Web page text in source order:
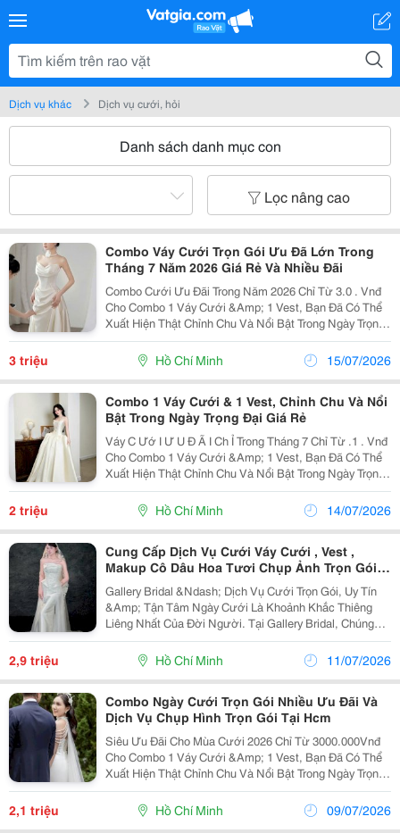
Dịch vụ khác Dịch vụ cưới, hỏi
Danh sách danh mục con
Lọc nâng cao
Combo Váy Cưới Trọn Gói Ưu Đã Lớn Trong
Tháng 7 Năm 2026 Giá Rẻ Và Nhiều Đãi
Combo Cưới Ưu Đãi Trong Năm 2026 Chỉ Từ 3.0 . Vnđ
Cho Combo 1 Váy Cưới &Amp; 1 Vest, Bạn Đã Có Thể
Xuất Hiện Thật Chỉnh Chu Và Nổi Bật Trong Ngày Trọng
Đại Mà Không Cần Lo Lắng Về Chi Phí. Váy Được Chọn
Lọc Kỹ Với Form Tôn Dáng, Nhẹ Nhàng Nhưng Vẫn...
3 triệu Hồ Chí Minh 15/07/2026
Combo 1 Váy Cưới & 1 Vest, Chỉnh Chu Và Nổi
Bật Trong Ngày Trọng Đại Giá Rẻ
Váy C Ướ I Ư U Đ Ã I Ch Ỉ Trong Tháng 7 Chỉ Từ .1 . Vnđ
Cho Combo 1 Váy Cưới &Amp; 1 Vest, Bạn Đã Có Thể
Xuất Hiện Thật Chỉnh Chu Và Nổi Bật Trong Ngày Trọng
Đại Mà Không Cần Lo Lắng Về Chi Phí. Váy Được Chọn
Lọc Kỹ Với Form Tôn Dáng, Nhẹ Nhàng Nhưng...
2 triệu Hồ Chí Minh 14/07/2026
Cung Cấp Dịch Vụ Cưới Váy Cưới , Vest ,
Makup Cô Dâu Hoa Tươi Chụp Ảnh Trọn Gói
Từ A - Z Tại Hcm
Gallery Bridal &Ndash; Dịch Vụ Cưới Trọn Gói, Uy Tín
&Amp; Tận Tâm Ngày Cưới Là Khoảnh Khắc Thiêng
Liêng Nhất Của Đời Người. Tại Gallery Bridal, Chúng
Tôi Mang Đến Dịch Vụ Cưới Chuyên Nghiệp &Ndash;
Chỉn Chu &Ndash; Trọn Vẹn Từ A ↠ Z: Chụp...
2,9 triệu Hồ Chí Minh 11/07/2026
Combo Ngày Cưới Trọn Gói Nhiều Ưu Đãi Và
Dịch Vụ Chụp Hình Trọn Gói Tại Hcm
Siêu Ưu Đãi Cho Mùa Cưới 2026 Chỉ Từ 3000.000Vnđ
Cho Combo 1 Váy Cưới &Amp; 1 Vest, Bạn Đã Có Thể
Xuất Hiện Thật Chỉnh Chu Và Nổi Bật Trong Ngày Trọng
Đại Mà Không Cần Lo Lắng Về Chi Phí. Váy Được Chọn
Lọc Kỹ Với Form Tôn Dáng, Nhẹ Nhàng...
2,1 triệu Hồ Chí Minh 09/07/2026